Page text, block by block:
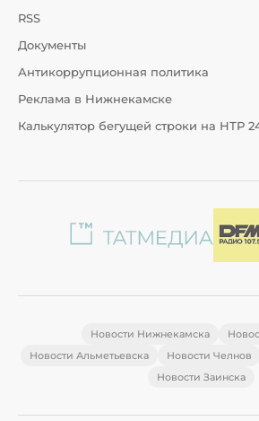
RSS
Документы
Антикоррупционная политика
Реклама в Нижнекамске
Калькулятор бегущей строки на НТР
Новости Нижнекамска
Новости Альметьевска
Новости Челнов
Новости Заинска